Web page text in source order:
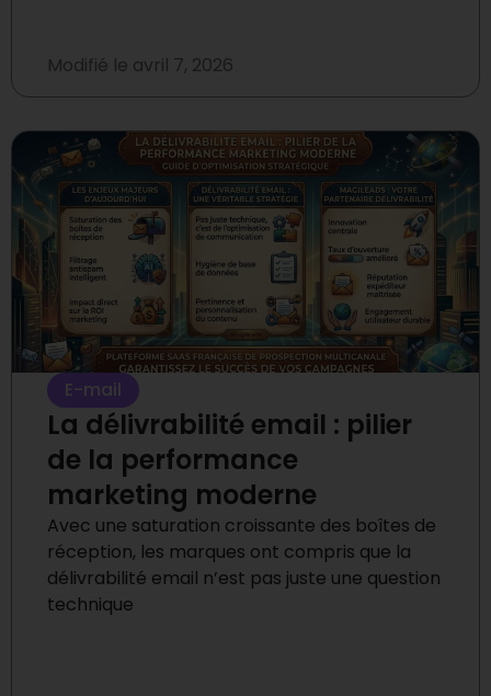
Modifié le avril 7, 2026
E-mail
La délivrabilité email : pilier
de la performance
marketing moderne
Avec une saturation croissante des boîtes de
réception, les marques ont compris que la
délivrabilité email n’est pas juste une question
technique